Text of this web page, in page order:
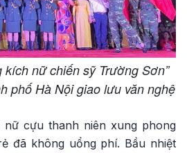
nữ chiến sỹ Trường Sơn”
phố Hà Nội giao lưu văn nghệ
cựu thanh niên xung phong
đã không uổng phí. Bầu nhiệt